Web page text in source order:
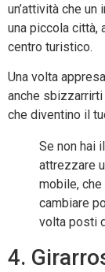
un’attività che
una piccola città,
centro turistico.
Una volta
anche
che diventino il
Se non hai
attrezzare
mobile, che
cambiare
volta posti
4.